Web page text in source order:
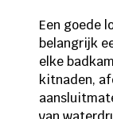
Een goede
belangrijk
elke
kitnaden,